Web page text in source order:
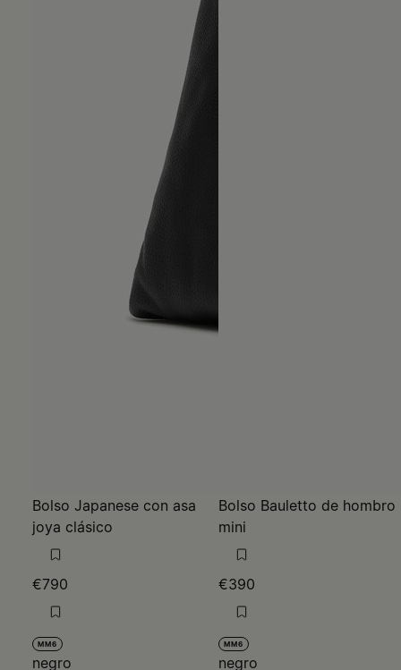
Bolso Japanese con asa
joya clásico
€790
MM6
negro
Bolso Bauletto de hombro
mini
€390
MM6
negro